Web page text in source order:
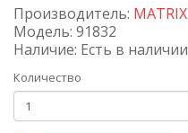
Производитель: MATRIX
Модель: 91832
Наличие: Есть в наличии
Количество